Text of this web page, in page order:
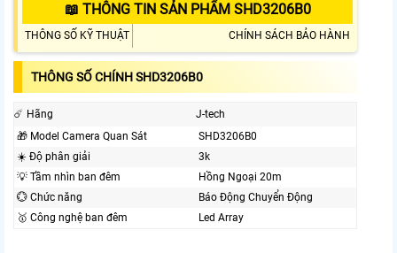
📖 THÔNG TIN SẢN PHẨM SHD3206B0
THÔNG SỐ KỸ THUẬT CHÍNH SÁCH BẢO HÀNH
THÔNG SỐ CHÍNH SHD3206B0
☄️ Hãng
J-tech
🎁 Model Camera Quan Sát
SHD3206B0
☀️ Độ phân giải
3k
💡 Tầm nhìn ban đêm
Hồng Ngoại 20m
💮 Chức năng
Báo Động Chuyển Động
🥇️ Công nghệ ban đêm
Led Array